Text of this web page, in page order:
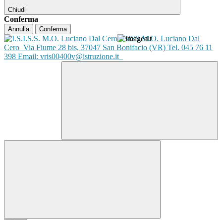
Chiudi
Conferma
Annulla Conferma
ISISS M.O. Luciano Dal
Cero Via Fiume 28 bis, 37047 San Bonifacio (VR) Tel. 045 76 11
398 Email: vris00400v@istruzione.it